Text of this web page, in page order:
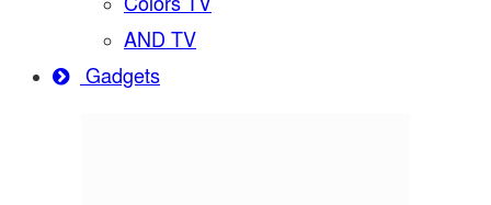
AND TV
Gadgets